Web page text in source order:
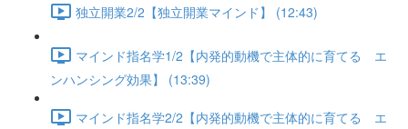
独立開業2/2【独立開業マインド】 (12:43)
マインド指名学1/2【内発的動機で主体的に育てる エ
ンハンシング効果】 (13:39)
マインド指名学2/2【内発的動機で主体的に育てる エ